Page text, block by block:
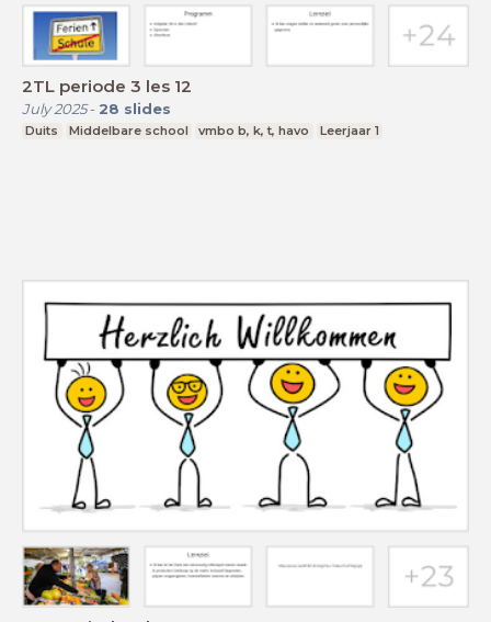
2TL periode 3 les 12
July 2025- 28 slides
Duits Middelbare school vmbo b, k, t, havo Leerjaar 1